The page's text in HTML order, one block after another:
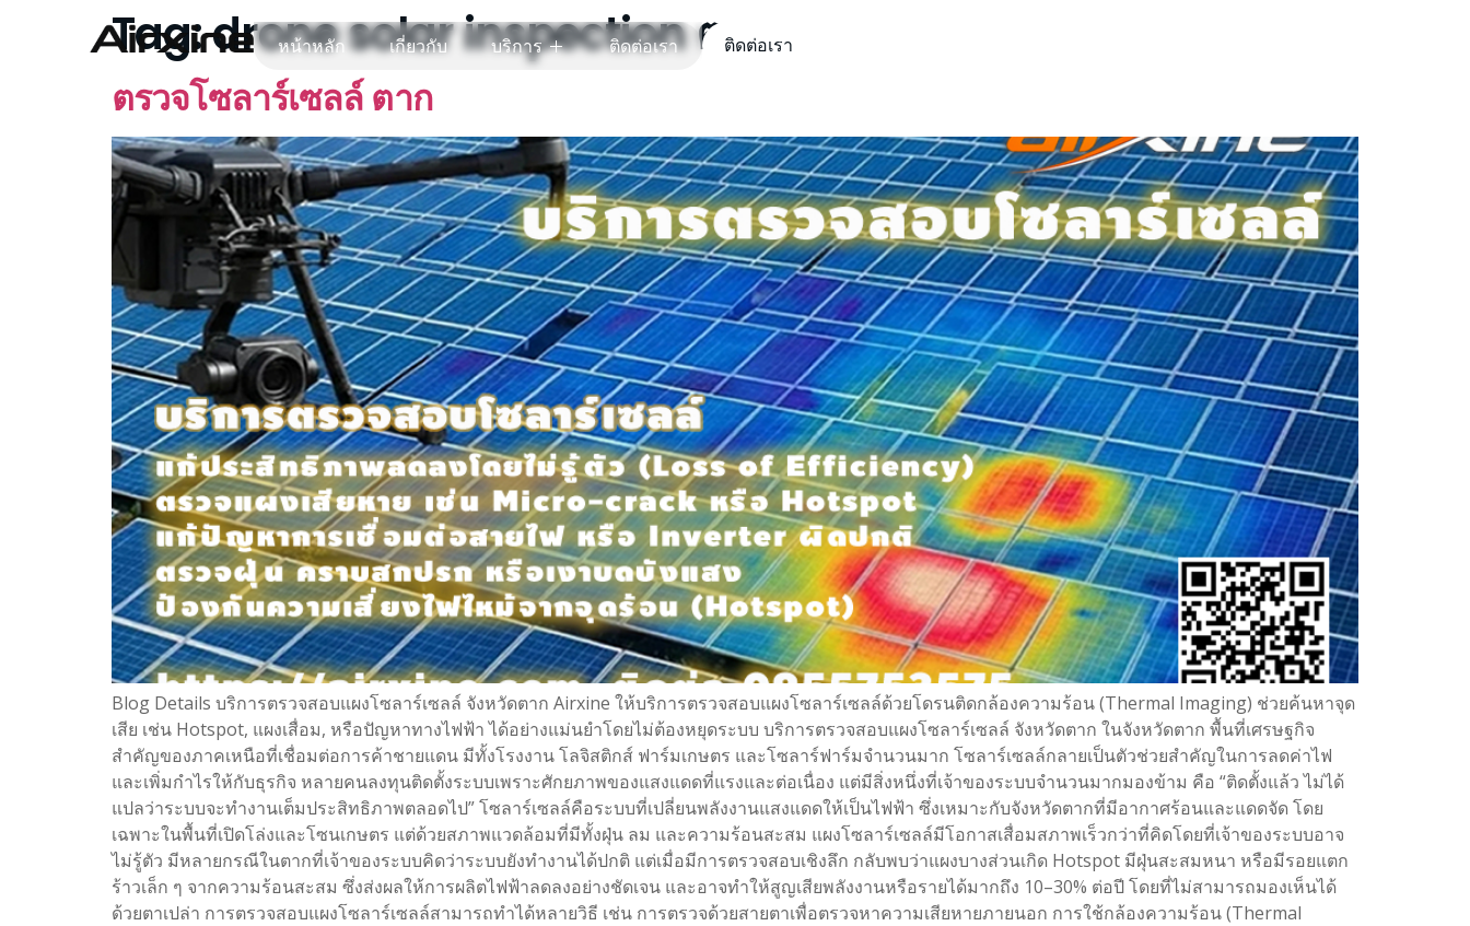
หน้าหลัก เกี่ยวกับ บริการ ติดต่อเรา ติดต่อเรา
Tag:drone solar inspection ตาก
ตรวจโซลาร์เซลล์ ตาก
Blog Details บริการตรวจสอบแผงโซลาร์เซลล์ จังหวัดตาก Airxine ให้บริการตรวจสอบแผงโซลาร์เซลล์ด้วยโดรนติดกล้องความร้อน (Thermal Imaging) ช่วยค้นหาจุด
เสีย เช่น Hotspot, แผงเสื่อม, หรือปัญหาทางไฟฟ้า ได้อย่างแม่นยำโดยไม่ต้องหยุดระบบ บริการตรวจสอบแผงโซลาร์เซลล์ จังหวัดตาก ในจังหวัดตาก พื้นที่เศรษฐกิจ
สำคัญของภาคเหนือที่เชื่อมต่อการค้าชายแดน มีทั้งโรงงาน โลจิสติกส์ ฟาร์มเกษตร และโซลาร์ฟาร์มจำนวนมาก โซลาร์เซลล์กลายเป็นตัวช่วยสำคัญในการลดค่าไฟ
และเพิ่มกำไรให้กับธุรกิจ หลายคนลงทุนติดตั้งระบบเพราะศักยภาพของแสงแดดที่แรงและต่อเนื่อง แต่มีสิ่งหนึ่งที่เจ้าของระบบจำนวนมากมองข้าม คือ “ติดตั้งแล้ว ไม่ได้
แปลว่าระบบจะทำงานเต็มประสิทธิภาพตลอดไป” โซลาร์เซลล์คือระบบที่เปลี่ยนพลังงานแสงแดดให้เป็นไฟฟ้า ซึ่งเหมาะกับจังหวัดตากที่มีอากาศร้อนและแดดจัด โดย
เฉพาะในพื้นที่เปิดโล่งและโซนเกษตร แต่ด้วยสภาพแวดล้อมที่มีทั้งฝุ่น ลม และความร้อนสะสม แผงโซลาร์เซลล์มีโอกาสเสื่อมสภาพเร็วกว่าที่คิดโดยที่เจ้าของระบบอาจ
ไม่รู้ตัว มีหลายกรณีในตากที่เจ้าของระบบคิดว่าระบบยังทำงานได้ปกติ แต่เมื่อมีการตรวจสอบเชิงลึก กลับพบว่าแผงบางส่วนเกิด Hotspot มีฝุ่นสะสมหนา หรือมีรอยแตก
ร้าวเล็ก ๆ จากความร้อนสะสม ซึ่งส่งผลให้การผลิตไฟฟ้าลดลงอย่างชัดเจน และอาจทำให้สูญเสียพลังงานหรือรายได้มากถึง 10–30% ต่อปี โดยที่ไม่สามารถมองเห็นได้
ด้วยตาเปล่า การตรวจสอบแผงโซลาร์เซลล์สามารถทำได้หลายวิธี เช่น การตรวจด้วยสายตาเพื่อตรวจหาความเสียหายภายนอก การใช้กล้องความร้อน (Thermal